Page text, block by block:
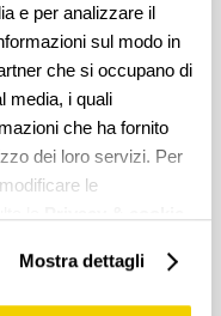
e per analizzare il
sul modo in
che si occupano di
media, i quali
che ha fornito
dei loro servizi. Per
le
Mostra dettagli